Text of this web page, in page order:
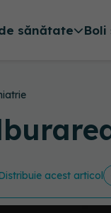
sănătate
acest articol